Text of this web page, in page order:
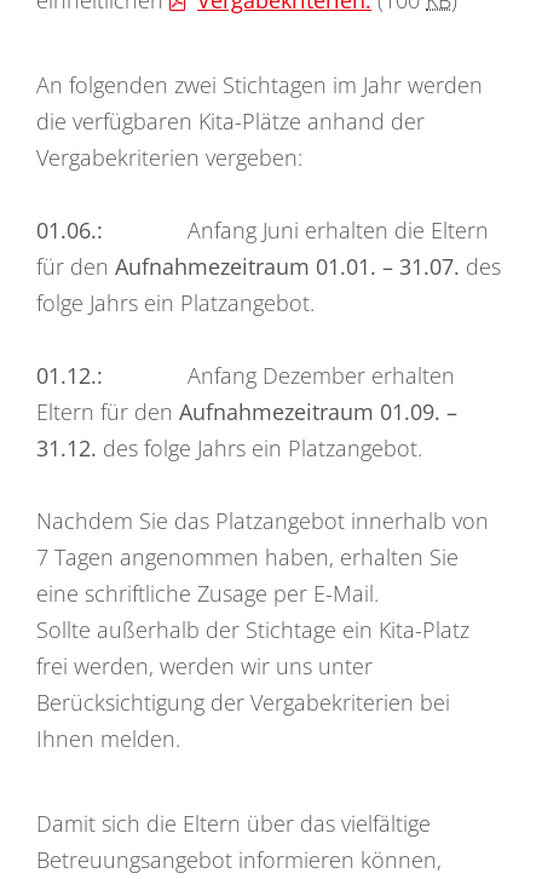
An folgenden zwei Stichtagen im Jahr werden
die verfügbaren Kita-Plätze anhand der
Vergabekriterien vergeben:
01.06.: Anfang Juni erhalten die Eltern
für den Aufnahmezeitraum 01.01. – 31.07. des
folge Jahrs ein Platzangebot.
01.12.: Anfang Dezember erhalten
Eltern für den Aufnahmezeitraum 01.09. –
31.12. des folge Jahrs ein Platzangebot.
Nachdem Sie das Platzangebot innerhalb von
7 Tagen angenommen haben, erhalten Sie
eine schriftliche Zusage per E-Mail.
Sollte außerhalb der Stichtage ein Kita-Platz
frei werden, werden wir uns unter
Berücksichtigung der Vergabekriterien bei
Ihnen melden.
Damit sich die Eltern über das vielfältige
Betreuungsangebot informieren können,